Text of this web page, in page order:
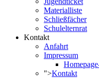
Materialliste
Schließfächer
Schulelternrat
Kontakt
Anfahrt
Impressum
">Kontakt